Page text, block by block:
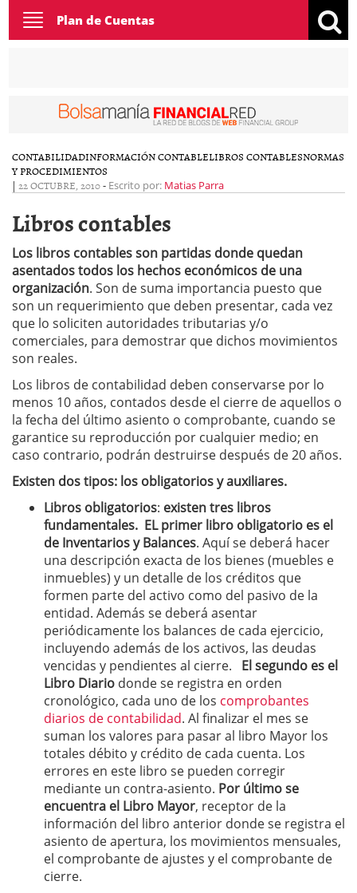
Toggle
navigation
Plan de Cuentas
CONTABILIDADINFORMACIÓN CONTABLELIBROS CONTABLESNORMAS
Y PROCEDIMIENTOS
| 22 OCTUBRE, 2010- Escrito por: Matias Parra
Libros contables
Los libros contables son partidas donde quedan
asentados todos los hechos económicos de una
organización. Son de suma importancia puesto que
son un requerimiento que deben presentar, cada vez
que lo soliciten autoridades tributarias y/o
comerciales, para demostrar que dichos movimientos
son reales.
Los libros de contabilidad deben conservarse por lo
menos 10 años, contados desde el cierre de aquellos o
la fecha del último asiento o comprobante, cuando se
garantice su reproducción por cualquier medio; en
caso contrario, podrán destruirse después de 20 años.
Existen dos tipos: los obligatorios y auxiliares.
Libros obligatorios: existen tres libros
fundamentales. EL primer libro obligatorio es el
de Inventarios y Balances. Aquí se deberá hacer
una descripción exacta de los bienes (muebles e
inmuebles) y un detalle de los créditos que
formen parte del activo como del pasivo de la
entidad. Además se deberá asentar
periódicamente los balances de cada ejercicio,
incluyendo además de los activos, las deudas
vencidas y pendientes al cierre. El segundo es el
Libro Diario donde se registra en orden
cronológico, cada uno de los comprobantes
diarios de contabilidad. Al finalizar el mes se
suman los valores para pasar al libro Mayor los
totales débito y crédito de cada cuenta. Los
errores en este libro se pueden corregir
mediante un contra-asiento. Por último se
encuentra el Libro Mayor, receptor de la
información del libro anterior donde se registra el
asiento de apertura, los movimientos mensuales,
el comprobante de ajustes y el comprobante de
cierre.